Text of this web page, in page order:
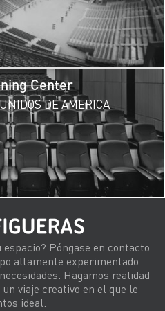
Center
DE AMERICA
Póngase en contacto
altamente experimentado
Hagamos realidad
viaje creativo en el que le
ideal.